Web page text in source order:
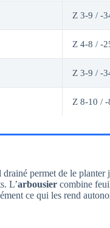
Z 3-9 / -
Z 4-8 / -
Z 3-9 / -
Z 8-10 / -
permet de le
L’arbousier combine
ce qui les rend